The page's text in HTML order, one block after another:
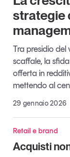
Tendenze
La nostra
strategie
Tra presidio del
scaffale, la
offerta in
mettendo al
29 gennaio 2026
Retail e brand
Acquisti